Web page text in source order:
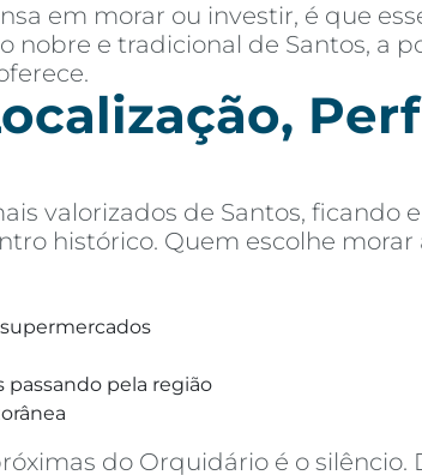
em morar ou investir, é que
nobre e tradicional de Santos, a
valorizados de Santos, ficando
histórico. Quem escolhe morar
pela região
do Orquidário é o silêncio.